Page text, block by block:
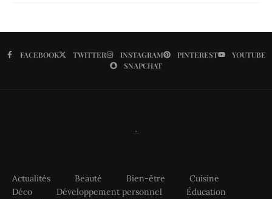
FACEBOOK TWITTER INSTAGRAM PINTEREST
YOUTUBE
SNAPCHAT
Actualités Beauté Bien-être
Cuisine
Déco
Développement personnel
Éducation